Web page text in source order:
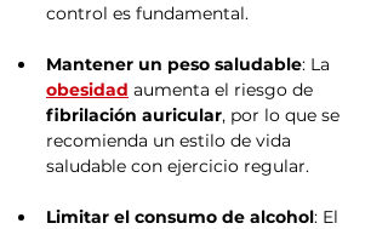
control es fundamental.
Mantener un peso saludable: La
obesidad aumenta el riesgo de
fibrilación auricular, por lo que se
recomienda un estilo de vida
saludable con ejercicio regular.
Limitar el consumo de alcohol: El